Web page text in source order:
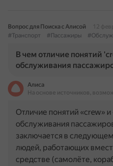
Вопрос для Поиска с Алисой
12
#Транспорт
#Пассажиры
В чем отличие понятий
обслуживания
Алиса
На основе источников,
Отличие понятий «crew»
обслуживания
заключается в
людей, работающих
средстве (самолёте,